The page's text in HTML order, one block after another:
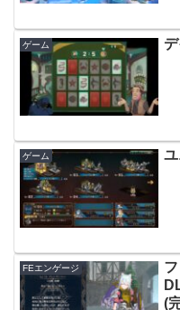
ゲーム
ゲーム
FEエンゲージ
(